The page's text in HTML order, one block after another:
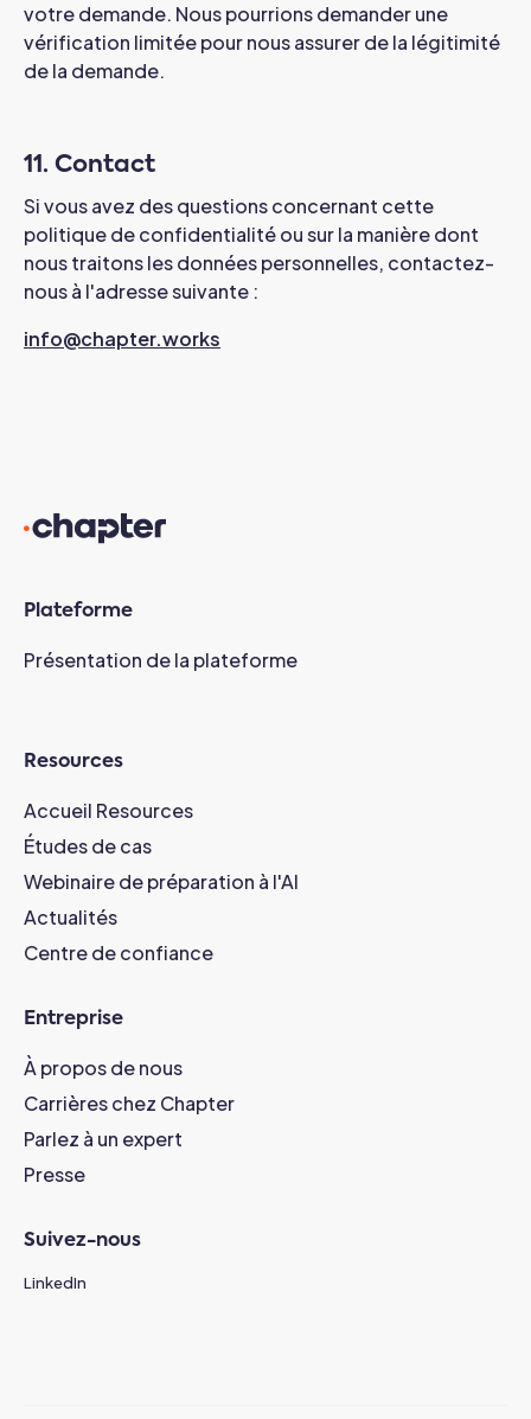
votre demande. Nous pourrions demander une
vérification limitée pour nous assurer de la légitimité
de la demande.
11. Contact
Si vous avez des questions concernant cette
politique de confidentialité ou sur la manière dont
nous traitons les données personnelles, contactez-
nous à l'adresse suivante :
info@chapter.works
Plateforme
Présentation de la plateforme
Resources
Accueil Resources
Études de cas
Webinaire de préparation à l'AI
Actualités
Centre de confiance
Entreprise
À propos de nous
Carrières chez Chapter
Parlez à un expert
Presse
Suivez-nous
LinkedIn